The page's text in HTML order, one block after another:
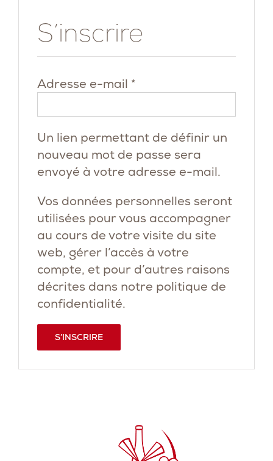
S’inscrire
Adresse e-mail *
Un lien permettant de définir un
nouveau mot de passe sera
envoyé à votre adresse e-mail.
Vos données personnelles seront
utilisées pour vous accompagner
au cours de votre visite du site
web, gérer l’accès à votre
compte, et pour d’autres raisons
décrites dans notre politique de
confidentialité.
S’INSCRIRE